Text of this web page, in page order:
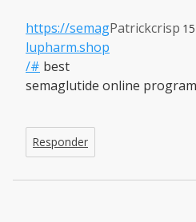
Patrickcrisp
https://semag
lupharm.shop
/# best
semaglutide online program
Responder